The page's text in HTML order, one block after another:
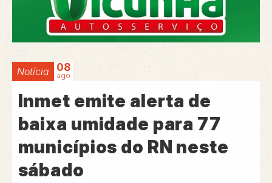
Notícia 08
ago
Inmet emite alerta de
baixa umidade para 77
municípios do RN neste
sábado